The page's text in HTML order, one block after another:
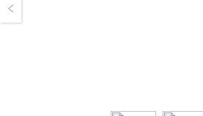
Previous